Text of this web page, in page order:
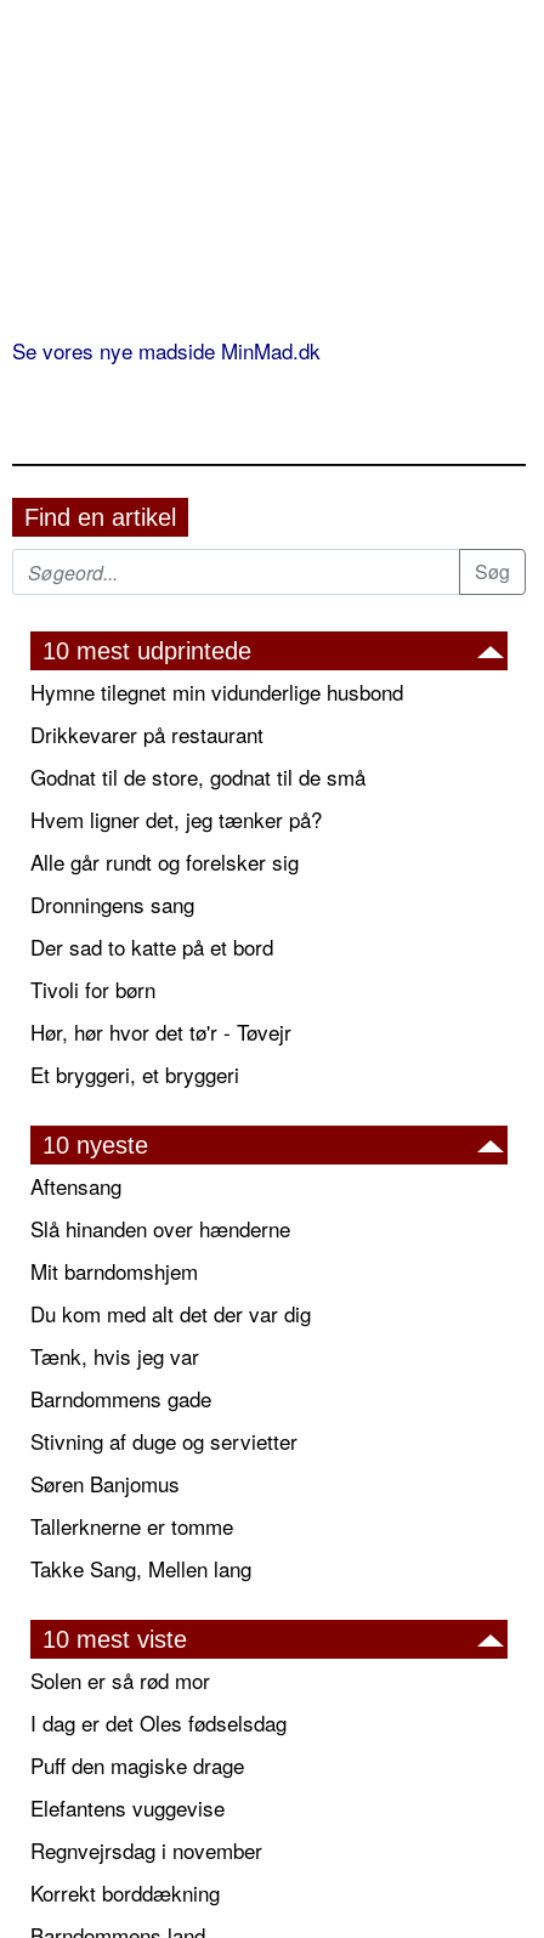
Se vores nye madside MinMad.dk
Find en artikel
10 mest udprintede
Hymne tilegnet min vidunderlige husbond
Drikkevarer på restaurant
Godnat til de store, godnat til de små
Hvem ligner det, jeg tænker på?
Alle går rundt og forelsker sig
Dronningens sang
Der sad to katte på et bord
Tivoli for børn
Hør, hør hvor det tø'r - Tøvejr
Et bryggeri, et bryggeri
10 nyeste
Aftensang
Slå hinanden over hænderne
Mit barndomshjem
Du kom med alt det der var dig
Tænk, hvis jeg var
Barndommens gade
Stivning af duge og servietter
Søren Banjomus
Tallerknerne er tomme
Takke Sang, Mellen lang
10 mest viste
Solen er så rød mor
I dag er det Oles fødselsdag
Puff den magiske drage
Elefantens vuggevise
Regnvejrsdag i november
Korrekt borddækning